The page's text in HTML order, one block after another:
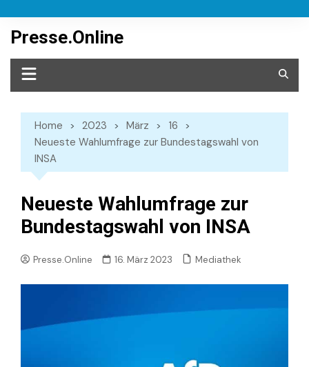
content
Presse.Online
Home 2023 März
16
Neueste Wahlumfrage zur Bundestagswahl von
INSA
Neueste Wahlumfrage zur
Bundestagswahl von INSA
Presse.Online 16. März 2023 Mediathek